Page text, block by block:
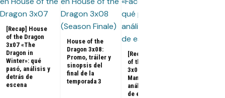
[Recap] House
of the Dragon
3x07 «The
Dragon in
Winter»: qué
pasó, análisis y
detrás de
escena
House of the
Dragon 3x08:
Promo, tráiler y
sinopsis del
final de la
temporada 3
[Recap] House
of the Dragon
3x06 «Faceless
Man»: qué pasó,
análisis y detrás
de escena